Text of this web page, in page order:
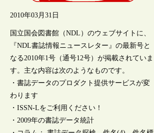
2010年03月31日
国立国会図書館（NDL）のウェブサイトに、
『NDL書誌情報ニュースレター』の最新号と
なる2010年1号（通号12号）が掲載されていま
す。主な内容は次のようなものです。
・書誌データのプロダクト提供サービスが変
わります
・ISSN-Lをご利用ください！
・2009年の書誌データ統計